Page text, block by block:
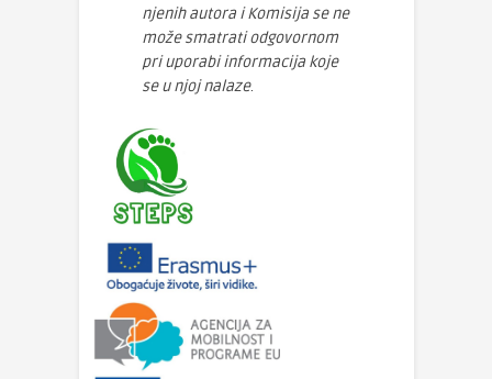
njenih autora i Komisija se ne
može smatrati odgovornom
pri uporabi informacija koje
se u njoj nalaze.